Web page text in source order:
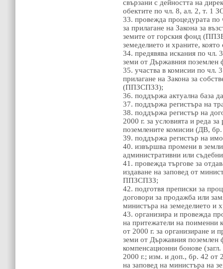
свързани с дейността на
обектите по чл. 8, ал. 2, т. 1
33. провежда процедурата
за прилагане на Закона за
земите от горския фонд
земеделието и храните,
34. предявява искания по чл.
земи от Държавния
35. участва в комисии по чл.
прилагане на Закона за
(ППЗСПЗЗ);
36. поддържа актуална база
37. поддържа регистъра на
38. поддържа регистър на
2000 г. за условията и реда
поземлените комисии (ДВ,
39. поддържа регистър на
40. извършва промени в
административни или
41. провежда търгове за
издаване на заповед от
ППЗСПЗЗ;
42. подготвя преписки за
договори за продажба или
министъра на земеделието
43. организира и провежда
на притежатели на поименни
от 2000 г. за организиране и
земи от Държавния поземлен
компенсационни бонове
2000 г.; изм. и доп., бр. 42 от
на заповед на министъра на